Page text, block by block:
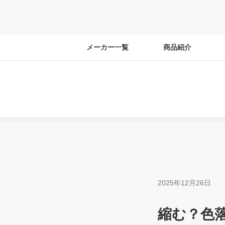
メーカー一覧 商品紹介
2025年12月26日
縮む？色